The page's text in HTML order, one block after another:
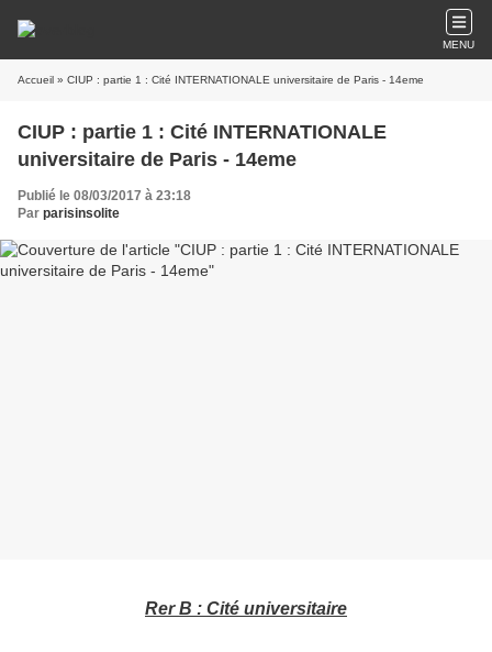
MENU
Accueil » CIUP : partie 1 : Cité INTERNATIONALE universitaire de Paris - 14eme
CIUP : partie 1 : Cité INTERNATIONALE
universitaire de Paris - 14eme
Publié le 08/03/2017 à 23:18
Par parisinsolite
Rer B : Cité universitaire